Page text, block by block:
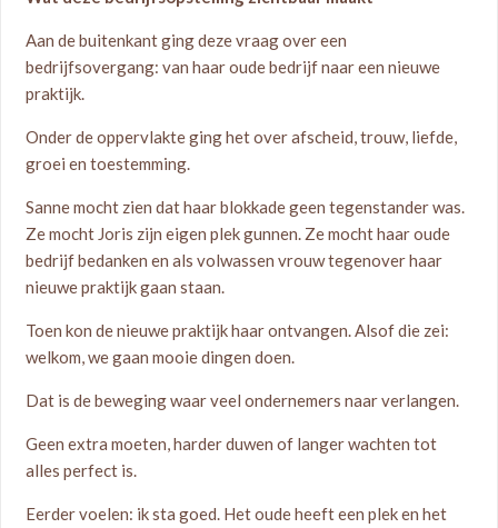
Aan de buitenkant ging deze vraag over een
bedrijfsovergang: van haar oude bedrijf naar een nieuwe
praktijk.
Onder de oppervlakte ging het over afscheid, trouw, liefde,
groei en toestemming.
Sanne mocht zien dat haar blokkade geen tegenstander was.
Ze mocht Joris zijn eigen plek gunnen. Ze mocht haar oude
bedrijf bedanken en als volwassen vrouw tegenover haar
nieuwe praktijk gaan staan.
Toen kon de nieuwe praktijk haar ontvangen. Alsof die zei:
welkom, we gaan mooie dingen doen.
Dat is de beweging waar veel ondernemers naar verlangen.
Geen extra moeten, harder duwen of langer wachten tot
alles perfect is.
Eerder voelen: ik sta goed. Het oude heeft een plek en het